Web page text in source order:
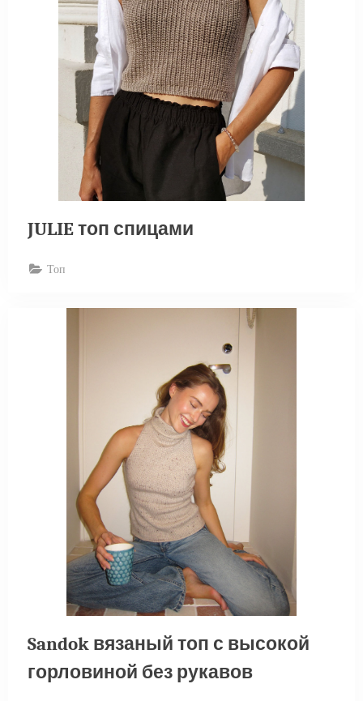
JULIE топ спицами
Топ
Sandok вязаный топ с высокой
горловиной без рукавов